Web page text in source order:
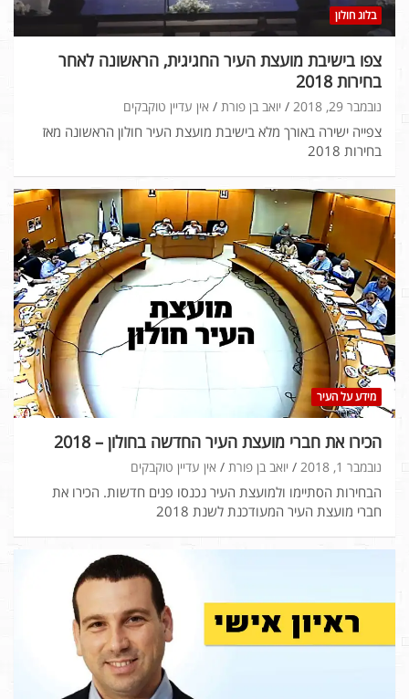
בלוג חולון
צפו בישיבת מועצת העיר החגיגית, הראשונה לאחר
בחירות 2018
נובמבר 29, 2018 יואב בן פורת אין עדיין טוקבקים
צפייה ישירה באורך מלא בישיבת מועצת העיר חולון הראשונה מאז
בחירות 2018
מידע על העיר
הכירו את חברי מועצת העיר החדשה בחולון – 2018
נובמבר 1, 2018 יואב בן פורת אין עדיין טוקבקים
הבחירות הסתיימו ולמועצת העיר נכנסו פנים חדשות. הכירו את
חברי מועצת העיר המעודכנת לשנת 2018